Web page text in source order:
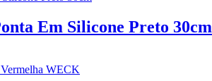
Em Silicone Preto 30cm